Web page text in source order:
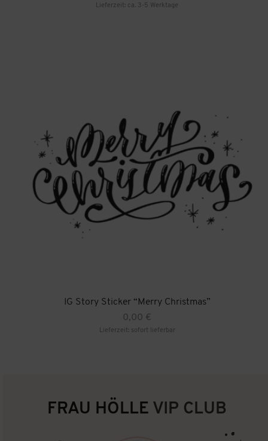
Lieferzeit: ca. 3-5 Werktage
IG Story Sticker “Merry Christmas”
0,00 €
Lieferzeit: sofort lieferbar
FRAU HÖLLE VIP CLUB